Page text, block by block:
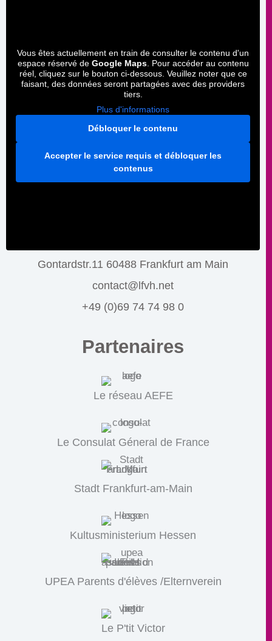
Vous êtes actuellement en train de consulter le contenu d'un
espace réservé de Google Maps. Pour accéder au contenu
réel, cliquez sur le bouton ci-dessous. Veuillez noter que ce
faisant, des données seront partagées avec des providers
tiers.
Plus d'informations
Débloquer le contenu
Accepter le service requis et débloquer les
contenus
Gontardstr.11 60488 Frankfurt am Main
contact@lfvh.net
+49 (0)69 74 74 98 0
Partenaires
Le réseau AEFE
Le Consulat Géneral de France
Stadt Frankfurt-am-Main
Kultusministerium Hessen
UPEA Parents d'élèves /Elternverein
Le P'tit Victor